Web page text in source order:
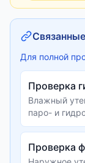
Для полной
Проверка
Влажный
паро- и
Проверка